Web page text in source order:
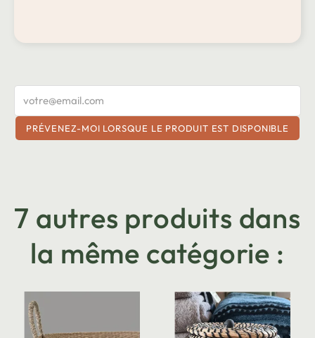
PRÉVENEZ-MOI LORSQUE LE PRODUIT EST DISPONIBLE
7 autres produits dans
la même catégorie :